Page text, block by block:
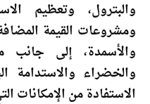
والبترول، وتعظيم
ومشروعات القيمة
والأسمدة، إلى جانب
والخضراء والاستدامة
الاستفادة من الإمكانات